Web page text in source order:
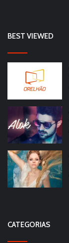
BEST VIEWED
CATEGORIAS